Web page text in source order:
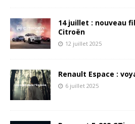
14 juillet : nouveau
Citroën
12 juillet 2025
Renault Espace :
6 juillet 2025